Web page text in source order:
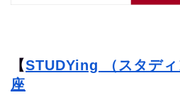
【STUDYing （スタデ
座